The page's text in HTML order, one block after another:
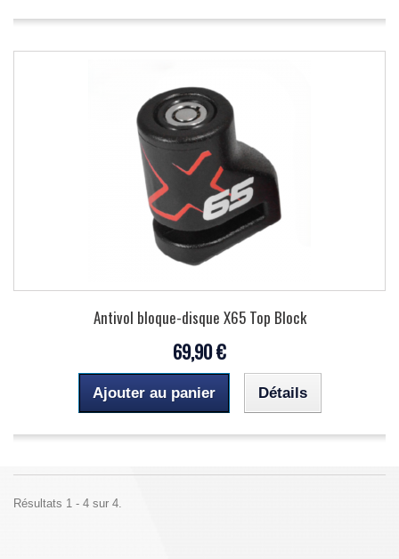
Antivol bloque-disque X65 Top Block
69,90 €
Ajouter au panier Détails
Résultats 1 - 4 sur 4.